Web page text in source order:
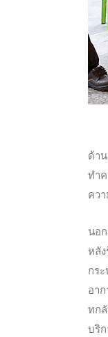
ด้าน
ทำ
คว
นอ
หลัง
กร
อา
ทก
บริ